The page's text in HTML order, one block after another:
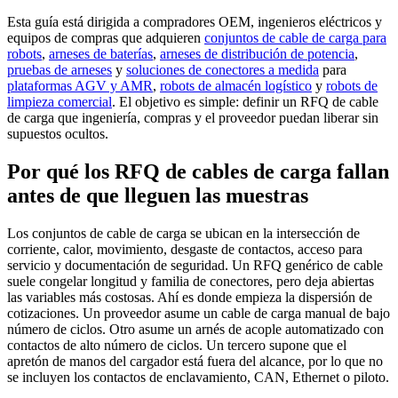
Esta guía está dirigida a compradores OEM, ingenieros eléctricos y
equipos de compras que adquieren conjuntos de cable de carga para
robots, arneses de baterías, arneses de distribución de potencia,
pruebas de arneses y soluciones de conectores a medida para
plataformas AGV y AMR, robots de almacén logístico y robots de
limpieza comercial. El objetivo es simple: definir un RFQ de cable
de carga que ingeniería, compras y el proveedor puedan liberar sin
supuestos ocultos.
Por qué los RFQ de cables de carga fallan
antes de que lleguen las muestras
Los conjuntos de cable de carga se ubican en la intersección de
corriente, calor, movimiento, desgaste de contactos, acceso para
servicio y documentación de seguridad. Un RFQ genérico de cable
suele congelar longitud y familia de conectores, pero deja abiertas
las variables más costosas. Ahí es donde empieza la dispersión de
cotizaciones. Un proveedor asume un cable de carga manual de bajo
número de ciclos. Otro asume un arnés de acople automatizado con
contactos de alto número de ciclos. Un tercero supone que el
apretón de manos del cargador está fuera del alcance, por lo que no
se incluyen los contactos de enclavamiento, CAN, Ethernet o piloto.